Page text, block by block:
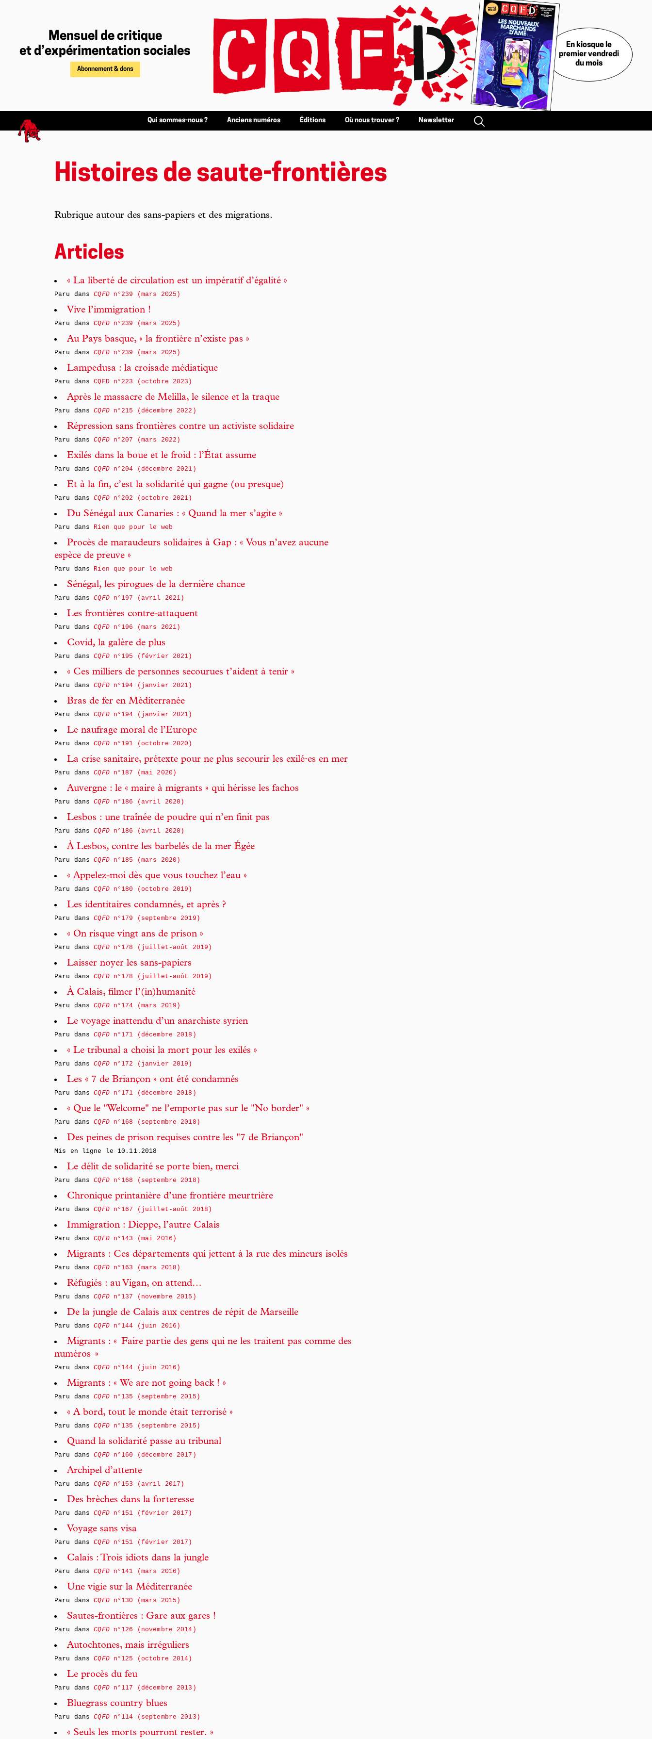
Mensuel de critique
et d’expérimentation sociales
Abonnement & dons
En kiosque le
premier vendredi
du mois
Qui sommes-nous ? Anciens numéros Éditions Où nous trouver ? Newsletter
Histoires de saute-frontières
Rubrique autour des sans-papiers et des migrations.
Articles
« La liberté de circulation est un impératif d’égalité »
Paru dansCQFDn°239 (mars 2025)
Vive l’immigration !
Paru dansCQFDn°239 (mars 2025)
Au Pays basque, « la frontière n’existe pas »
Paru dansCQFDn°239 (mars 2025)
Lampedusa : la croisade médiatique
Paru dansCQFD n°223 (octobre 2023)
Après le massacre de Melilla, le silence et la traque
Paru dansCQFDn°215 (décembre 2022)
Répression sans frontières contre un activiste solidaire
Paru dansCQFDn°207 (mars 2022)
Exilés dans la boue et le froid : l’État assume
Paru dansCQFDn°204 (décembre 2021)
Et à la fin, c’est la solidarité qui gagne (ou presque)
Paru dansCQFDn°202 (octobre 2021)
Du Sénégal aux Canaries : « Quand la mer s’agite »
Paru dans Rien que pour le web
Procès de maraudeurs solidaires à Gap : « Vous n’avez aucune
espèce de preuve »
Paru dans Rien que pour le web
Sénégal, les pirogues de la dernière chance
Paru dansCQFDn°197 (avril 2021)
Les frontières contre-attaquent
Paru dansCQFDn°196 (mars 2021)
Covid, la galère de plus
Paru dansCQFDn°195 (février 2021)
« Ces milliers de personnes secourues t’aident à tenir »
Paru dansCQFDn°194 (janvier 2021)
Bras de fer en Méditerranée
Paru dansCQFDn°194 (janvier 2021)
Le naufrage moral de l’Europe
Paru dansCQFDn°191 (octobre 2020)
La crise sanitaire, prétexte pour ne plus secourir les exilé·es en mer
Paru dansCQFDn°187 (mai 2020)
Auvergne : le « maire à migrants » qui hérisse les fachos
Paru dansCQFDn°186 (avril 2020)
Lesbos : une traînée de poudre qui n’en finit pas
Paru dansCQFDn°186 (avril 2020)
À Lesbos, contre les barbelés de la mer Égée
Paru dansCQFDn°185 (mars 2020)
« Appelez-moi dès que vous touchez l’eau »
Paru dansCQFDn°180 (octobre 2019)
Les identitaires condamnés, et après ?
Paru dansCQFDn°179 (septembre 2019)
« On risque vingt ans de prison »
Paru dansCQFDn°178 (juillet-août 2019)
Laisser noyer les sans-papiers
Paru dansCQFDn°178 (juillet-août 2019)
À Calais, filmer l’(in)humanité
Paru dansCQFDn°174 (mars 2019)
Le voyage inattendu d’un anarchiste syrien
Paru dansCQFDn°171 (décembre 2018)
« Le tribunal a choisi la mort pour les exilés »
Paru dansCQFDn°172 (janvier 2019)
Les « 7 de Briançon » ont été condamnés
Paru dansCQFDn°171 (décembre 2018)
« Que le "Welcome" ne l’emporte pas sur le "No border" »
Paru dansCQFDn°168 (septembre 2018)
Des peines de prison requises contre les "7 de Briançon"
Mis en ligne le 10.11.2018
Le délit de solidarité se porte bien, merci
Paru dansCQFDn°168 (septembre 2018)
Chronique printanière d’une frontière meurtrière
Paru dansCQFDn°167 (juillet-août 2018)
Immigration : Dieppe, l’autre Calais
Paru dansCQFDn°143 (mai 2016)
Migrants : Ces départements qui jettent à la rue des mineurs isolés
Paru dansCQFDn°163 (mars 2018)
Réfugiés : au Vigan, on attend…
Paru dansCQFDn°137 (novembre 2015)
De la jungle de Calais aux centres de répit de Marseille
Paru dansCQFDn°144 (juin 2016)
Migrants : « Faire partie des gens qui ne les traitent pas comme des
numéros »
Paru dansCQFDn°144 (juin 2016)
Migrants : « We are not going back ! »
Paru dansCQFDn°135 (septembre 2015)
« A bord, tout le monde était terrorisé »
Paru dansCQFDn°135 (septembre 2015)
Quand la solidarité passe au tribunal
Paru dansCQFDn°160 (décembre 2017)
Archipel d’attente
Paru dansCQFDn°153 (avril 2017)
Des brèches dans la forteresse
Paru dansCQFDn°151 (février 2017)
Voyage sans visa
Paru dansCQFDn°151 (février 2017)
Calais : Trois idiots dans la jungle
Paru dansCQFDn°141 (mars 2016)
Une vigie sur la Méditerranée
Paru dansCQFDn°130 (mars 2015)
Sautes-frontières : Gare aux gares !
Paru dansCQFDn°126 (novembre 2014)
Autochtones, mais irréguliers
Paru dansCQFDn°125 (octobre 2014)
Le procès du feu
Paru dansCQFDn°117 (décembre 2013)
Bluegrass country blues
Paru dansCQFDn°114 (septembre 2013)
« Seuls les morts pourront rester. »